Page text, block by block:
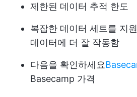
제한된 데이터 추적 한도
복잡한 데이터 세트를 지
데이터에 더 잘 작동함
다음을 확인하세요
Basecamp 가격